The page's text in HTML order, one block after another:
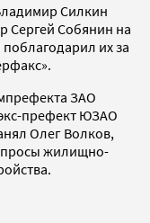
Силкин
Сергей Собянин на
их за
ЗАО
префект ЮЗАО
Олег Волков,
жилищно-